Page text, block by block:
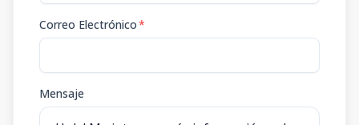
Correo Electrónico*
Mensaje